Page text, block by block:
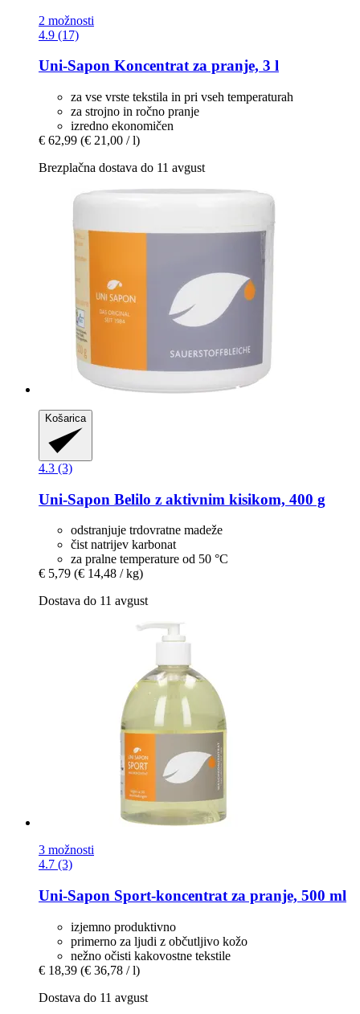
2 možnosti
4.9 (17)
Uni-Sapon Koncentrat za pranje, 3 l
za vse vrste tekstila in pri vseh temperaturah
za strojno in ročno pranje
izredno ekonomičen
€ 62,99 (€ 21,00 / l)
Brezplačna dostava do 11 avgust
Košarica
4.3 (3)
Uni-Sapon Belilo z aktivnim kisikom, 400 g
odstranjuje trdovratne madeže
čist natrijev karbonat
za pralne temperature od 50 °C
€ 5,79 (€ 14,48 / kg)
Dostava do 11 avgust
3 možnosti
4.7 (3)
Uni-Sapon Sport-​koncentrat za pranje, 500 ml
izjemno produktivno
primerno za ljudi z občutljivo kožo
nežno očisti kakovostne tekstile
€ 18,39 (€ 36,78 / l)
Dostava do 11 avgust